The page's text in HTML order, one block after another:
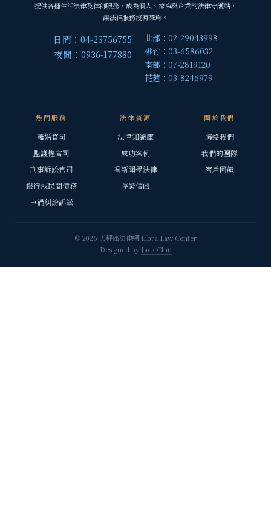
提供各種生活法律及律師服務，成為個人、家庭與企業的法律守護站，
讓法律服務沒有死角。
日間：04-23756755
夜間：0936-177880
北部：02-29043998
桃竹：03-6586032
南部：07-2819120
花蓮：03-8246979
熱門服務
離婚官司
監護權官司
刑事訴訟官司
銀行或民間債務
車禍糾紛訴訟
法律資源
法律知識庫
成功案例
看新聞學法律
存證信函
關於我們
聯絡我們
我們的團隊
客戶回饋
© 2026 天秤座法律網 Libra Law Center
Designed by Jack Chiu